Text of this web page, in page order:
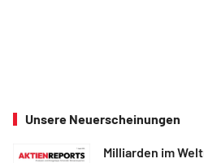
Unsere Neuerscheinungen
Milliarden im